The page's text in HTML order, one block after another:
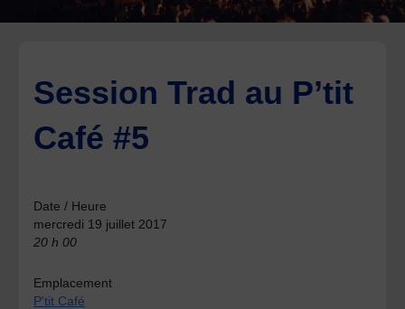
Session Trad au P’tit
Café #5
Date / Heure
mercredi 19 juillet 2017
20 h 00
Emplacement
P'tit Café